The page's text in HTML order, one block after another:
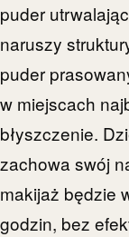
puder
naruszy
puder
w miejscach
błyszczenie.
zachowa swój
makijaż będzie
godzin, bez